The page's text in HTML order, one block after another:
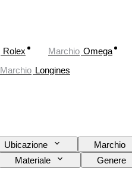
Rolex Marchio Omega
Marchio Longines
Ubicazione Marchio
Materiale Genere